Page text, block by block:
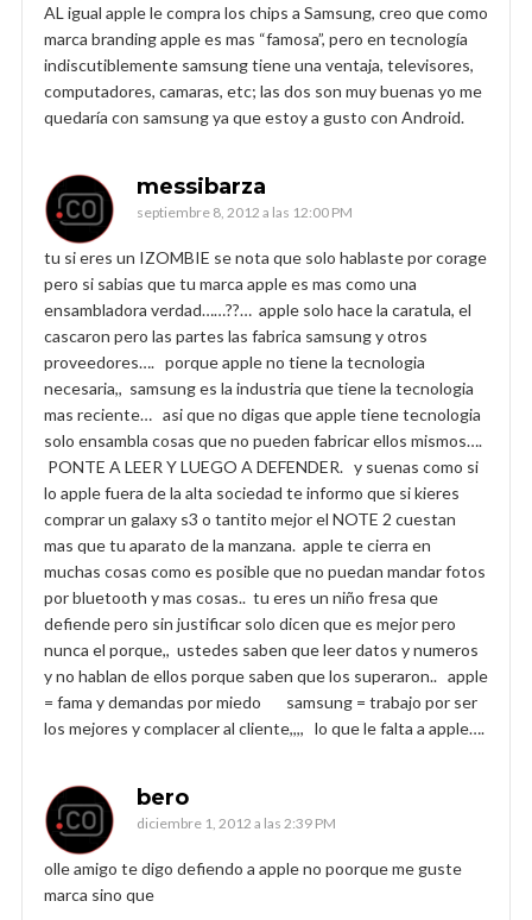
AL igual apple le compra los chips a Samsung, creo que como
marca branding apple es mas “famosa”, pero en tecnología
indiscutiblemente samsung tiene una ventaja, televisores,
computadores, camaras, etc; las dos son muy buenas yo me
quedaría con samsung ya que estoy a gusto con Android.
messibarza
septiembre 8, 2012 a las 12:00 PM
tu si eres un IZOMBIE se nota que solo hablaste por corage
pero si sabias que tu marca apple es mas como una
ensambladora verdad……??… apple solo hace la caratula, el
cascaron pero las partes las fabrica samsung y otros
proveedores…. porque apple no tiene la tecnologia
necesaria,, samsung es la industria que tiene la tecnologia
mas reciente… asi que no digas que apple tiene tecnologia
solo ensambla cosas que no pueden fabricar ellos mismos….
PONTE A LEER Y LUEGO A DEFENDER. y suenas como si
lo apple fuera de la alta sociedad te informo que si kieres
comprar un galaxy s3 o tantito mejor el NOTE 2 cuestan
mas que tu aparato de la manzana. apple te cierra en
muchas cosas como es posible que no puedan mandar fotos
por bluetooth y mas cosas.. tu eres un niño fresa que
defiende pero sin justificar solo dicen que es mejor pero
nunca el porque,, ustedes saben que leer datos y numeros
y no hablan de ellos porque saben que los superaron.. apple
= fama y demandas por miedo samsung = trabajo por ser
los mejores y complacer al cliente,,,, lo que le falta a apple….
bero
diciembre 1, 2012 a las 2:39 PM
olle amigo te digo defiendo a apple no poorque me guste
marca sino que